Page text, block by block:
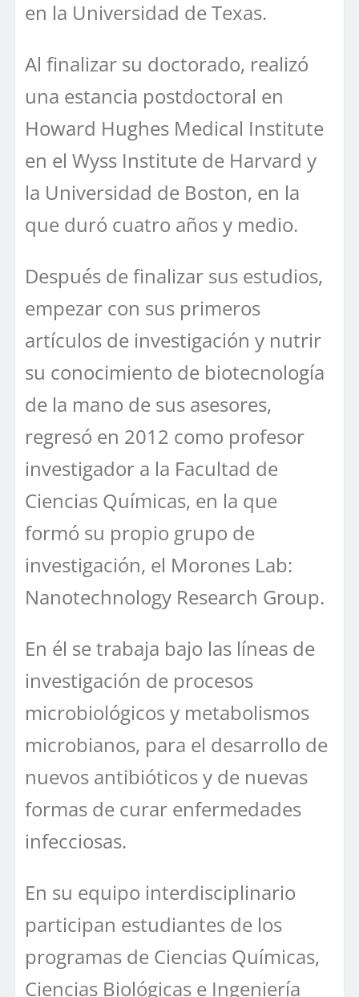
en la Universidad de Texas.
Al finalizar su doctorado, realizó
una estancia postdoctoral en
Howard Hughes Medical Institute
en el Wyss Institute de Harvard y
la Universidad de Boston, en la
que duró cuatro años y medio.
Después de finalizar sus estudios,
empezar con sus primeros
artículos de investigación y nutrir
su conocimiento de biotecnología
de la mano de sus asesores,
regresó en 2012 como profesor
investigador a la Facultad de
Ciencias Químicas, en la que
formó su propio grupo de
investigación, el Morones Lab:
Nanotechnology Research Group.
En él se trabaja bajo las líneas de
investigación de procesos
microbiológicos y metabolismos
microbianos, para el desarrollo de
nuevos antibióticos y de nuevas
formas de curar enfermedades
infecciosas.
En su equipo interdisciplinario
participan estudiantes de los
programas de Ciencias Químicas,
Ciencias Biológicas e Ingeniería